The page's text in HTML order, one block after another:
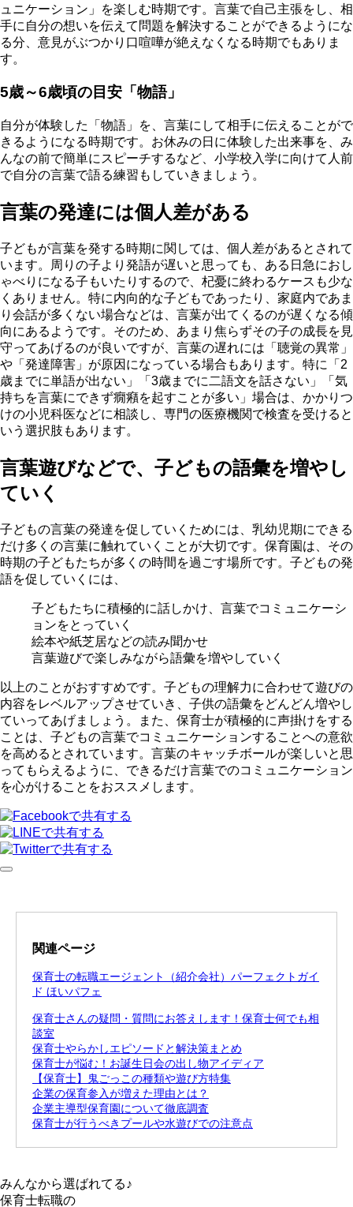
ュニケーション」を楽しむ時期です。言葉で自己主張をし、相
手に自分の想いを伝えて問題を解決することができるようにな
る分、意見がぶつかり口喧嘩が絶えなくなる時期でもありま
す。
5歳～6歳頃の目安「物語」
自分が体験した「物語」を、言葉にして相手に伝えることがで
きるようになる時期です。お休みの日に体験した出来事を、み
んなの前で簡単にスピーチするなど、小学校入学に向けて人前
で自分の言葉で語る練習もしていきましょう。
言葉の発達には個人差がある
子どもが言葉を発する時期に関しては、個人差があるとされて
います。周りの子より発語が遅いと思っても、ある日急におし
ゃべりになる子もいたりするので、杞憂に終わるケースも少な
くありません。特に内向的な子どもであったり、家庭内であま
り会話が多くない場合などは、言葉が出てくるのが遅くなる傾
向にあるようです。そのため、あまり焦らずその子の成長を見
守ってあげるのが良いですが、言葉の遅れには「聴覚の異常」
や「発達障害」が原因になっている場合もあります。特に「2
歳までに単語が出ない」「3歳までに二語文を話さない」「気
持ちを言葉にできず癇癪を起すことが多い」場合は、かかりつ
けの小児科医などに相談し、専門の医療機関で検査を受けると
いう選択肢もあります。
言葉遊びなどで、子どもの語彙を増やし
ていく
子どもの言葉の発達を促していくためには、乳幼児期にできる
だけ多くの言葉に触れていくことが大切です。保育園は、その
時期の子どもたちが多くの時間を過ごす場所です。子どもの発
語を促していくには、
子どもたちに積極的に話しかけ、言葉でコミュニケーシ
ョンをとっていく
絵本や紙芝居などの読み聞かせ
言葉遊びで楽しみながら語彙を増やしていく
以上のことがおすすめです。子どもの理解力に合わせて遊びの
内容をレベルアップさせていき、子供の語彙をどんどん増やし
ていってあげましょう。また、保育士が積極的に声掛けをする
ことは、子どもの言葉でコミュニケーションすることへの意欲
を高めるとされています。言葉のキャッチボールが楽しいと思
ってもらえるように、できるだけ言葉でのコミュニケーション
を心がけることをおススメします。
関連ページ
保育士の転職エージェント（紹介会社）パーフェクトガイ
ド ほいパフェ
保育士さんの疑問・質問にお答えします！保育士何でも相
談室
保育士やらかしエピソードと解決策まとめ
保育士が悩む！お誕生日会の出し物アイディア
【保育士】鬼ごっこの種類や遊び方特集
企業の保育参入が増えた理由とは？
企業主導型保育園について徹底調査
保育士が行うべきプールや水遊びでの注意点
みんなから選ばれてる♪
保育士転職の